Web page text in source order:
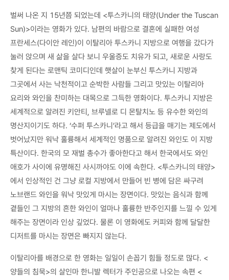
벌써 나온 지 15년쯤 되었는데 <투스카니의 태양(Under the Tuscan
Sun)>이라는 영화가 있다. 남편의 바람으로 결혼에 실패한 여성
프란세스(다이안 레인)이 이탈리아 투스카니 지방으로 여행을 갔다가
눌러 앉으며 새 삶을 살다 보니 우울증도 치유가 되고, 새로운 사랑도
찾게 된다는 로맨틱 코미디인데 햇살이 눈부신 투스카니 지방과
그곳에서 사는 낙천적이고 순박한 사람들 그리고 맛있는 이탈리아
요리와 와인을 찬미하는 대목으로 그득한 영화이다. 투스카니 지방은
세계적으로 알려진 키안티, 브루넬로 디 몬탈치노 등 유수한 와인의
명산지이기도 하다. ‘수퍼 투스카니’라고 해서 등급을 매기는 제도에서
벗어났지만 워낙 훌륭해서 세계적인 명품으로 알려진 와인도 이 지방
특산이다. 한국의 모 재벌 총수가 좋아한다고 해서 한국에서도 와인
애호가 사이에 유명해진 사시까야도 이에 속한다. <투스카니의 태양>
에서 인상적인 건 그냥 로컬 지방에서 만들어 빈 병에 담은 싸구려
노브랜드 와인을 워낙 맛있게 마시는 장면이다. 맛있는 음식과 함께
곁들인 그 지방의 흔한 와인이 얼마나 훌륭한 반주인지를 느낄 수 있게
해주는 장면이라 인상 깊었다. 물론 이 영화에도 커피와 함께 달달한
디저트를 마시는 장면은 빠지지 않는다.
이탈리아를 배경으로 한 영화는 일일이 손꼽기 힘들 정도로 많다. <
양들의 침묵>의 살인마 한니발 렉터가 주인공으로 나오는 속편 <